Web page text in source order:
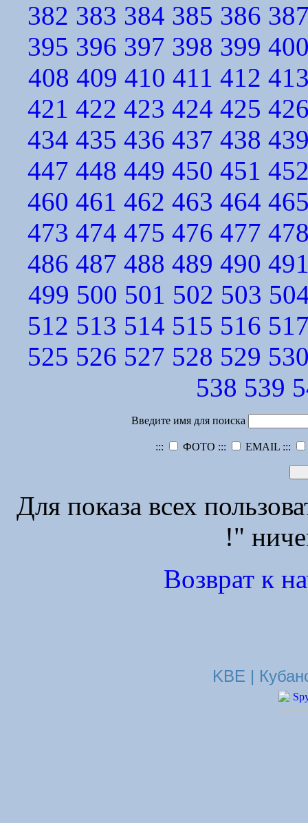
382 383 384 385 386
395 396 397 398 399
408 409 410 411 412
421 422 423 424 425
434 435 436 437 438
447 448 449 450 451
460 461 462 463 464
473 474 475 476 477
486 487 488 489 490
499 500 501 502 503
512 513 514 515 516
525 526 527 528 529
538 539
Введите имя для поиска
::: ФОТО ::: EMAIL :::
Для показа всех
!"
Возврат к
KBE |